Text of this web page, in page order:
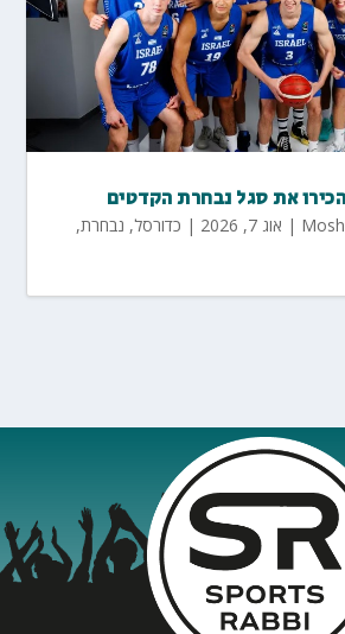
את סגל נבחרת הקדטים
| אוג 7, 2026 | כדורסל, נבחרת,